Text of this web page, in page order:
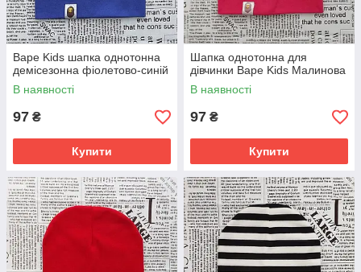
Варе Kids шапка однотонна
демісезонна фіолетово-синій
В наявності
97 ₴
Купити
Шапка однотонна для
дівчинки Варе Kids Малинова
В наявності
97 ₴
Купити